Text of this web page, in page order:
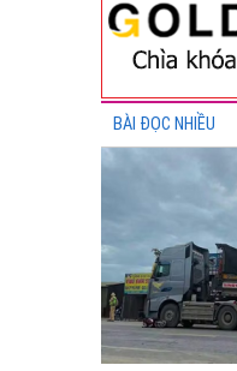
BÀI ĐỌC NHIỀU